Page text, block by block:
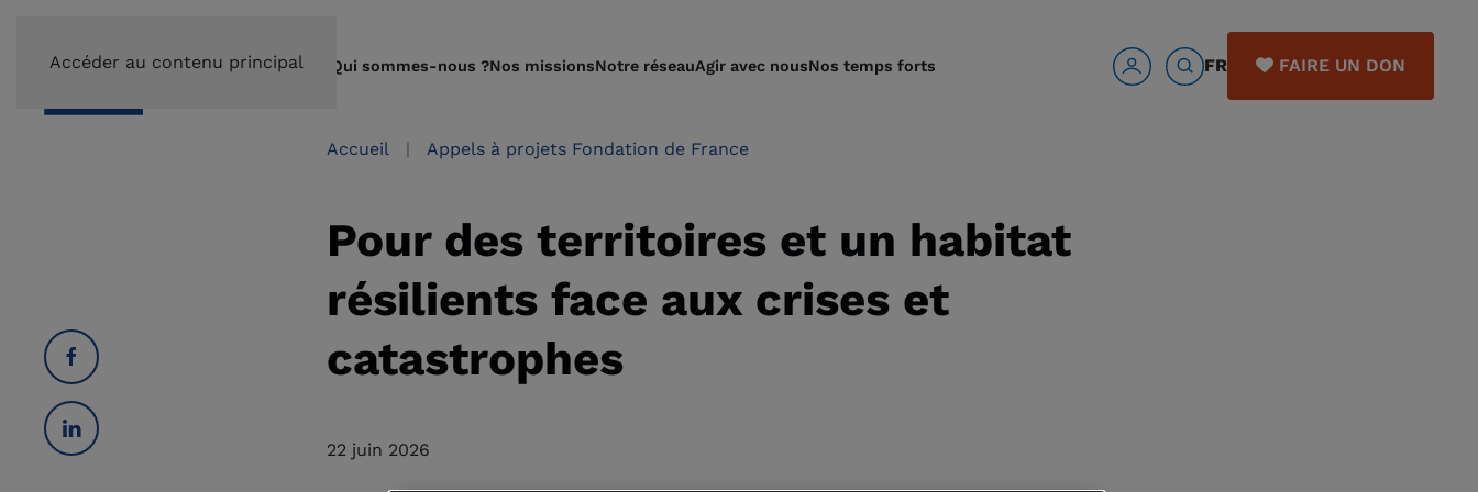
Accéder au contenu principal Qui sommes-nous ?Nos missionsNotre réseauAgir avec nousNos temps forts FR FAIRE UN DON
Accueil Appels à projets Fondation de France
Pour des territoires et un habitat
résilients face aux crises et
catastrophes
22 juin 2026